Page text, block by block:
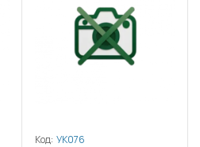
Код: УК076